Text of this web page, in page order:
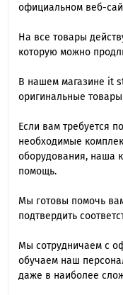
официальном веб-
На все товары
которую можно
В нашем магазине it
оригинальные
Если вам требуется
необходимые
оборудования, наша
помощь.
Мы готовы помочь
подтвердить
Мы сотрудничаем с
обучаем наш
даже в наиболее